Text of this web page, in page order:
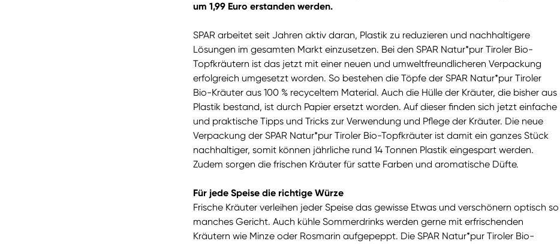
um 1,99 Euro erstanden werden.
SPAR arbeitet seit Jahren aktiv daran, Plastik zu reduzieren und nachhaltigere
Lösungen im gesamten Markt einzusetzen. Bei den SPAR Natur*pur Tiroler Bio-
Topfkräutern ist das jetzt mit einer neuen und umweltfreundlicheren Verpackung
erfolgreich umgesetzt worden. So bestehen die Töpfe der SPAR Natur*pur Tiroler
Bio-Kräuter aus 100 % recyceltem Material. Auch die Hülle der Kräuter, die bisher aus
Plastik bestand, ist durch Papier ersetzt worden. Auf dieser finden sich jetzt einfache
und praktische Tipps und Tricks zur Verwendung und Pflege der Kräuter. Die neue
Verpackung der SPAR Natur*pur Tiroler Bio-Topfkräuter ist damit ein ganzes Stück
nachhaltiger, somit können jährliche rund 14 Tonnen Plastik eingespart werden.
Zudem sorgen die frischen Kräuter für satte Farben und aromatische Düfte.
Für jede Speise die richtige Würze
Frische Kräuter verleihen jeder Speise das gewisse Etwas und verschönern optisch so
manches Gericht. Auch kühle Sommerdrinks werden gerne mit erfrischenden
Kräutern wie Minze oder Rosmarin aufgepeppt. Die SPAR Natur*pur Tiroler Bio-